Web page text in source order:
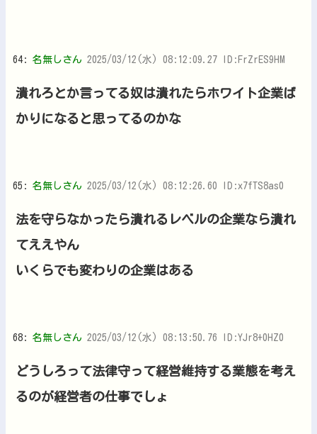
64: 名無しさん 2025/03/12(水) 08:12:09.27 ID:FrZrES9HM
潰れろとか言ってる奴は潰れたらホワイト企業ば
かりになると思ってるのかな
65: 名無しさん 2025/03/12(水) 08:12:26.60 ID:x7fTS8as0
法を守らなかったら潰れるレベルの企業なら潰れ
てええやん
いくらでも変わりの企業はある
68: 名無しさん 2025/03/12(水) 08:13:50.76 ID:YJr8+0HZ0
どうしろって法律守って経営維持する業態を考え
るのが経営者の仕事でしょ